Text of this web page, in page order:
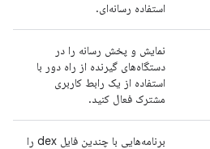
استفاده رسانه‌ای.
نمایش و پخش رسانه را در
دستگاه‌های گیرنده از راه دور با
استفاده از یک رابط کاربری
مشترک فعال کنید.
برنامه‌هایی با چندین فایل dex را